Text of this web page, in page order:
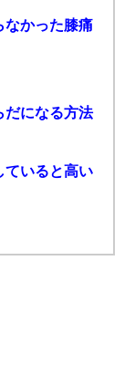
なかった膝痛
だになる方法
ていると高い